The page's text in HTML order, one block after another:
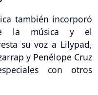
también incorporó
la música y el
su voz a Lilypad,
y Penélope Cruz
con otros